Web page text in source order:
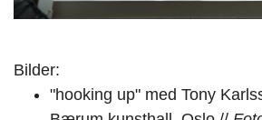
Bilder:
"hooking up" med Tony